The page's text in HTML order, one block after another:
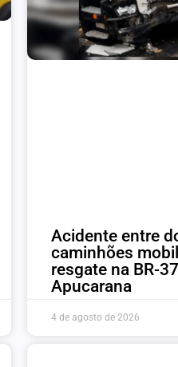
Acidente entre
caminhões
resgate na BR-
Apucarana
4 de agosto de 2026